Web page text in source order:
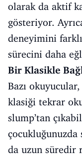
olarak da aktif
gösteriyor.
deneyimini
sürecini daha
Bir Klasikle
Bazı
klasiği tekrar
slump’tan
da uzun süredir